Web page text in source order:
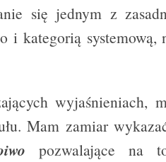
się jednym z
i kategorią
wyjaśnieniach,
Mam zamiar
pozwalające na